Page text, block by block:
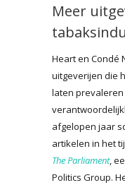
Meer
Heart en Condé
uitgeverijen die
laten
afgelopen jaar
artikelen in het
The Parliament,
Politics Group.